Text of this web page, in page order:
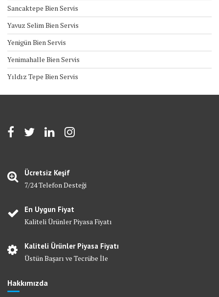
Sancaktepe Bien Servis
Yavuz Selim Bien Servis
Yenigün Bien Servis
Yenimahalle Bien Servis
Yıldız Tepe Bien Servis
Ücretsiz Keşif
7/24 Telefon Desteği
En Uygun Fiyat
Kaliteli Ürünler Piyasa Fiyatı
Kaliteli Ürünler Piyasa Fiyatı
Üstün Başarı ve Tecrübe İle
Hakkımızda